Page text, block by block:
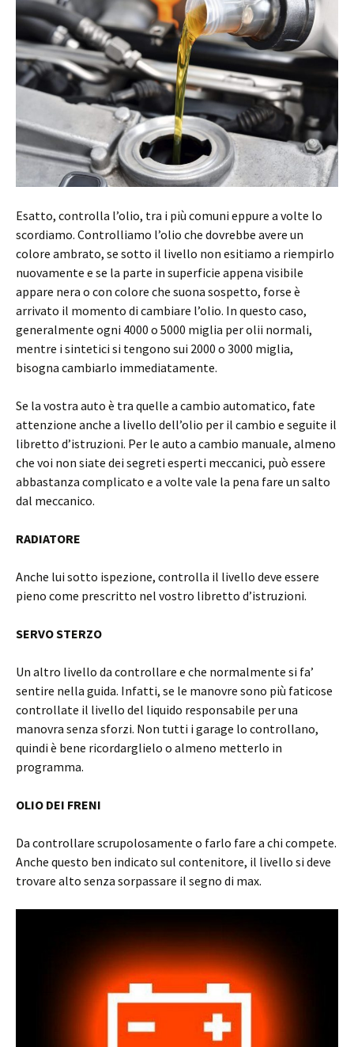
Esatto, controlla l’olio, tra i più comuni eppure a volte lo
scordiamo. Controlliamo l’olio che dovrebbe avere un
colore ambrato, se sotto il livello non esitiamo a riempirlo
nuovamente e se la parte in superficie appena visibile
appare nera o con colore che suona sospetto, forse è
arrivato il momento di cambiare l’olio. In questo caso,
generalmente ogni 4000 o 5000 miglia per olii normali,
mentre i sintetici si tengono sui 2000 o 3000 miglia,
bisogna cambiarlo immediatamente.
Se la vostra auto è tra quelle a cambio automatico, fate
attenzione anche a livello dell’olio per il cambio e seguite il
libretto d’istruzioni. Per le auto a cambio manuale, almeno
che voi non siate dei segreti esperti meccanici, può essere
abbastanza complicato e a volte vale la pena fare un salto
dal meccanico.
RADIATORE
Anche lui sotto ispezione, controlla il livello deve essere
pieno come prescritto nel vostro libretto d’istruzioni.
SERVO STERZO
Un altro livello da controllare e che normalmente si fa’
sentire nella guida. Infatti, se le manovre sono più faticose
controllate il livello del liquido responsabile per una
manovra senza sforzi. Non tutti i garage lo controllano,
quindi è bene ricordarglielo o almeno metterlo in
programma.
OLIO DEI FRENI
Da controllare scrupolosamente o farlo fare a chi compete.
Anche questo ben indicato sul contenitore, il livello si deve
trovare alto senza sorpassare il segno di max.